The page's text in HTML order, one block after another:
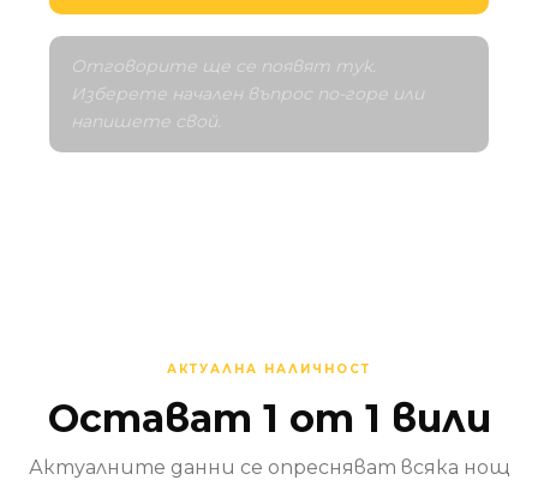
Отговорите ще се появят тук.
Изберете начален въпрос по-горе или
напишете свой.
АКТУАЛНА НАЛИЧНОСТ
Остават 1 от 1 вили
Актуалните данни се опресняват всяка нощ